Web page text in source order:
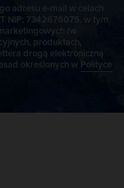
adresu e-mail w celach
NIP: 7342676075, w tym
(w
produktach,
drogą elektroniczną
określonych w Polityce